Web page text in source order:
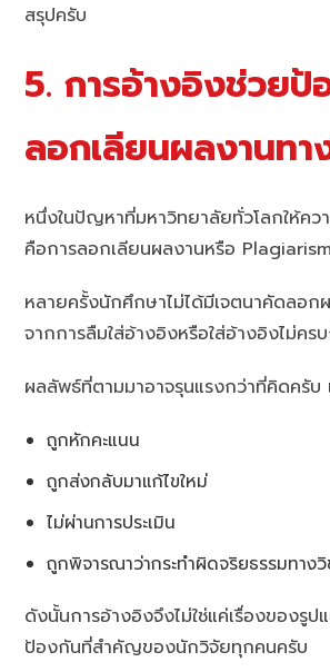
สรุปครับ
5. การอ้างอิงช่วยป้
ลอกเลียนผลงานทา
หนึ่งในปัญหาที่มหาวิทยาลัยทั่วโลกให้ค
คือการลอกเลียนผลงานหรือ Plagiarism
หลายครั้งนักศึกษาไม่ได้มีเจตนาคัดลอก
จากการลืมใส่อ้างอิงหรือใส่อ้างอิงไม่คร
ผลลัพธ์ที่ตามมาอาจรุนแรงกว่าที่คิดครับ
ถูกหักคะแนน
ถูกส่งกลับมาแก้ไขใหม่
ไม่ผ่านการประเมิน
ถูกพิจารณาว่ากระทำผิดจริยธรรมทางวิ
ดังนั้นการอ้างอิงจึงไม่ใช่แค่เรื่องของรูป
ป้องกันที่สำคัญของนักวิจัยทุกคนครับ